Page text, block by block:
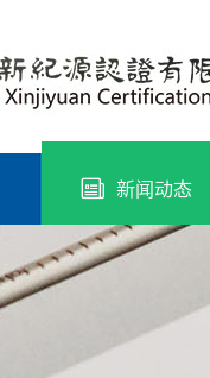
新闻动态